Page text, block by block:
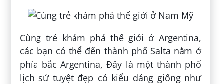
Cùng trẻ khám phá thế giới ở Argentina,
các bạn có thể đến thành phố Salta nằm ở
phía bắc Argentina, Đây là một thành phố
lịch sử tuyệt đẹp có kiểu dáng giống như